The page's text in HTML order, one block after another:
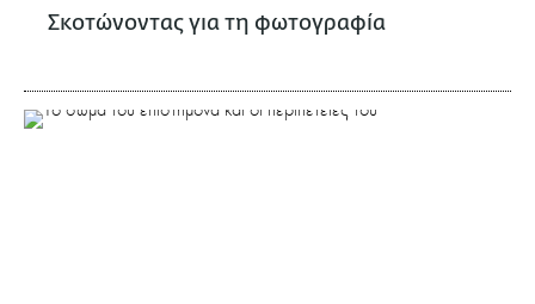
Σκοτώνοντας για τη φωτογραφία